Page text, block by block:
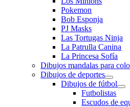
Pokemon
Bob Esponja
PJ Masks
Las Tortugas Ninja
La Patrulla Canina
La Princesa Sofía
Dibujos mandalas para
Dibujos de deportes
Dibujos de fútbol
Futbolistas
Escudos de